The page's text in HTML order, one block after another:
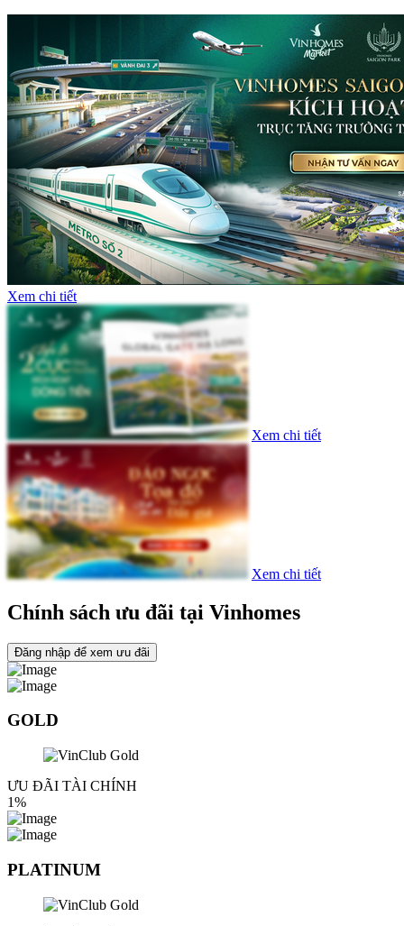
Xem chi tiết
Xem chi tiết
Xem chi tiết
Chính sách ưu đãi tại Vinhomes
Đăng nhập để xem ưu đãi
GOLD
ƯU ĐÃI TÀI CHÍNH
1%
PLATINUM